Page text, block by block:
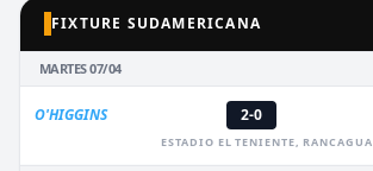
FIXTURE SUDAMERICANA
MARTES 07/04
O'HIGGINS 2-0
ESTADIO EL TENIENTE, RANCAGUA